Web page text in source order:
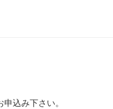
込み下さい。